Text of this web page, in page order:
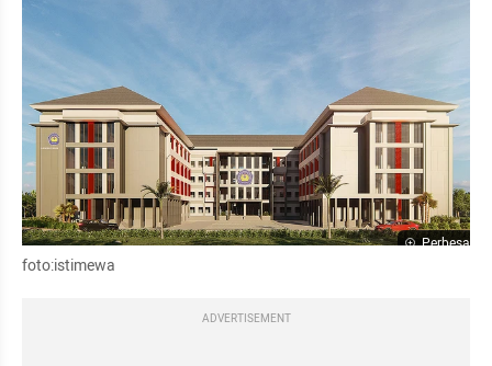
Perbesar
foto:istimewa
ADVERTISEMENT